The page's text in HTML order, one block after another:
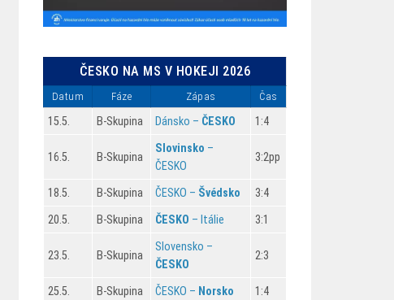
ČESKO NA MS V HOKEJI 2026
Datum Fáze Zápas Čas
15.5. B-Skupina Dánsko – ČESKO 1:4
16.5. B-Skupina
Slovinsko –
ČESKO
3:2pp
18.5. B-Skupina ČESKO – Švédsko 3:4
20.5. B-Skupina ČESKO – Itálie 3:1
23.5. B-Skupina
Slovensko –
ČESKO
2:3
25.5. B-Skupina ČESKO – Norsko 1:4